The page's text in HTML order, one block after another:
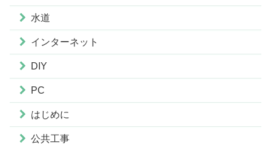
水道
インターネット
DIY
PC
はじめに
公共工事